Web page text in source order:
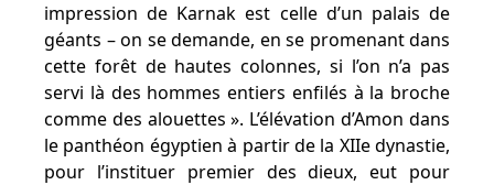
impression de Karnak est celle d’un palais de
géants – on se demande, en se promenant dans
cette forêt de hautes colonnes, si l’on n’a pas
servi là des hommes entiers enfilés à la broche
comme des alouettes ». L’élévation d’Amon dans
le panthéon égyptien à partir de la XIIe dynastie,
pour l’instituer premier des dieux, eut pour